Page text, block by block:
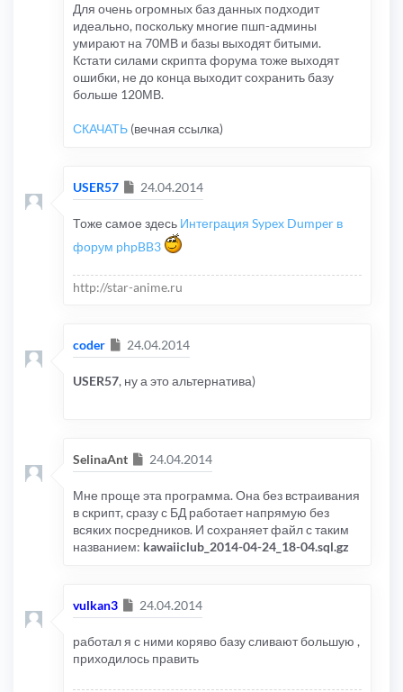
Для очень огромных баз данных подходит
идеально, поскольку многие пшп-админы
умирают на 70МВ и базы выходят битыми.
Кстати силами скрипта форума тоже выходят
ошибки, не до конца выходит сохранить базу
больше 120МВ.
СКАЧАТЬ (вечная ссылка)
USER57 Сообщение
24.04.2014
Тоже самое здесь Интеграция Sypex Dumper в
форум phpBB3
http://star-anime.ru
coder Сообщение
24.04.2014
USER57, ну а это альтернатива)
SelinaAnt Сообщение
24.04.2014
Мне проще эта программа. Она без встраивания
в скрипт, сразу с БД работает напрямую без
всяких посредников. И сохраняет файл с таким
названием: kawaiiclub_2014-04-24_18-04.sql.gz
vulkan3 Сообщение
24.04.2014
работал я с ними коряво базу сливают большую ,
приходилось править